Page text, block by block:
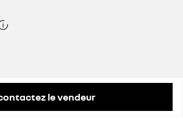
le vendeur